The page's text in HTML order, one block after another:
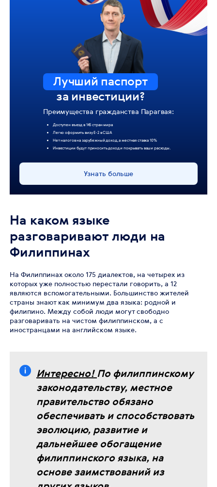
Лучший паспорт
за инвестиции?
Преимущества гражданства Парагвая:
Доступен въезд в 145 стран мира
Легко оформить визу Е-2 в США
Нет налогов на зарубежный доход, а местная ставка 10%
Инвестиции будут приносить доход и покрывать ваши расходы.
Узнать больше
На каком языке
разговаривают люди на
Филиппинах
На Филиппинах около 175 диалектов, на четырех из
которых уже полностью перестали говорить, а 12
являются вспомогательными. Большинство жителей
страны знают как минимум два языка: родной и
филипино. Между собой люди могут свободно
разговаривать на чистом филиппинском, а с
иностранцами на английском языке.
Интересно!По филиппинскому
законодательству, местное
правительство обязано
обеспечивать и способствовать
эволюцию, развитие и
дальнейшее обогащение
филиппинского языка, на
основе заимствований из